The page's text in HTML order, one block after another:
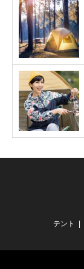
テント